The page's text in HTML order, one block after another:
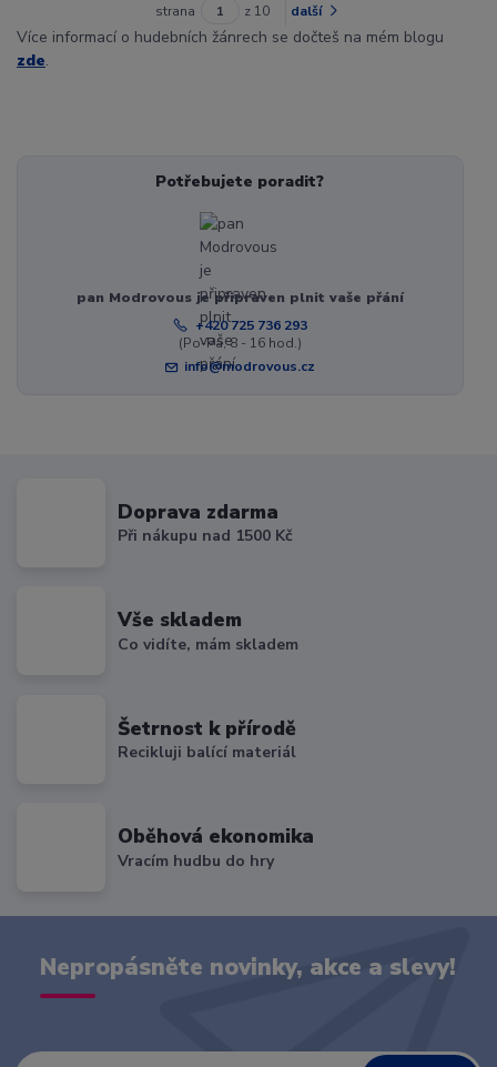
strana z 10 další
Více informací o hudebních žánrech se dočteš na mém blogu
zde.
Potřebujete poradit?
pan Modrovous je připraven plnit vaše přání
+420 725 736 293
(Po-Pá, 8 - 16 hod.)
info@modrovous.cz
Doprava zdarma
Při nákupu nad 1500 Kč
Vše skladem
Co vidíte, mám skladem
Šetrnost k přírodě
Recikluji balící materiál
Oběhová ekonomika
Vracím hudbu do hry
Nepropásněte novinky, akce a slevy!